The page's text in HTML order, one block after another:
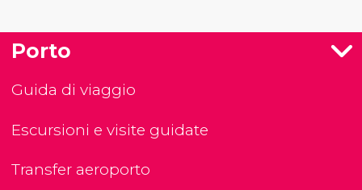
Porto
Guida di viaggio
Escursioni e visite guidate
Transfer aeroporto